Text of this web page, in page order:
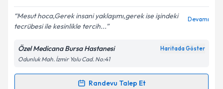
E-posta Adresiniz
Kişisel verilerimin işlenmesine ilişkin
Metni'ni okudum ve kişisel verilerimin belirtilen
kapsamda işlenmesini kabul ediyorum.
Mesut hoca,Gerek insani yaklaşımı,gerek ise işindeki
tecrübesi ile kesinlikle tercih...
Devamı
Özel Medicana Bursa Hastanesi Haritada Göster
Odunluk Mah. İzmir Yolu Cad. No:41
Randevu Talep Et